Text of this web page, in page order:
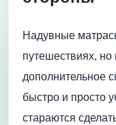
Надувные
путешествиях, но
дополнительное
быстро и просто
стараются